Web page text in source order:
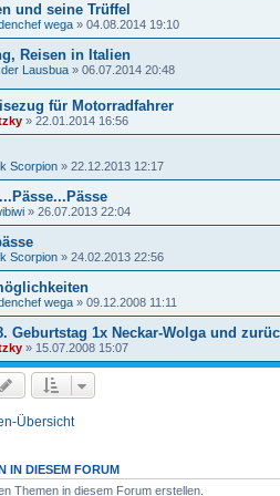
und seine Trüffel
wega » 04.08.2014 19:10
Reisen in Italien
der Lausbua » 06.07.2014 20:48
für Motorradfahrer
» 22.01.2014 16:56
Scorpion » 22.12.2013 12:17
» 26.07.2013 22:04
Scorpion » 24.02.2013 22:56
wega » 09.12.2008 11:11
Geburtstag 1x Neckar-Wolga und
» 15.07.2008 15:07
Übersicht
IN DIESEM FORUM
Themen in diesem Forum erstellen.